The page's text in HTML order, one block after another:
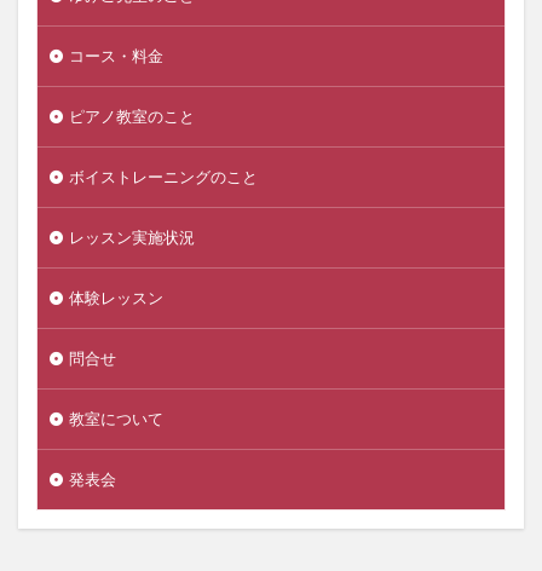
コース・料金
ピアノ教室のこと
ボイストレーニングのこと
レッスン実施状況
体験レッスン
問合せ
教室について
発表会